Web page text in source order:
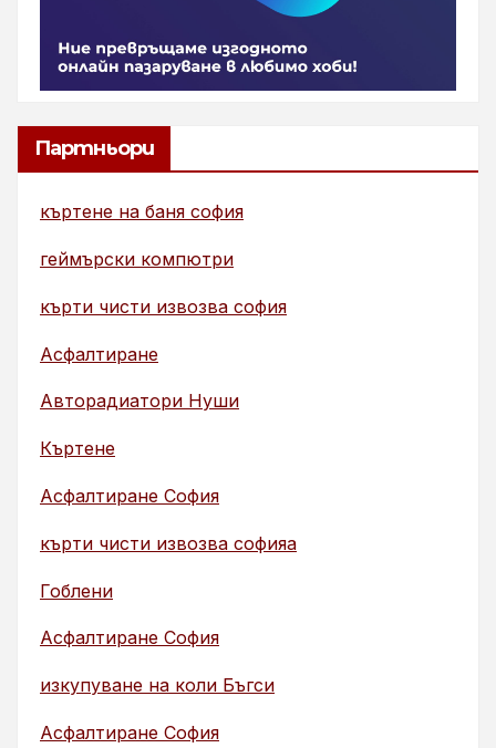
Партньори
къртене на баня софия
геймърски компютри
кърти чисти извозва софия
Асфалтиране
Авторадиатори Нуши
Къртене
Асфалтиране София
кърти чисти извозва софияа
Гоблени
Асфалтиране София
изкупуване на коли Бъгси
Асфалтиране София